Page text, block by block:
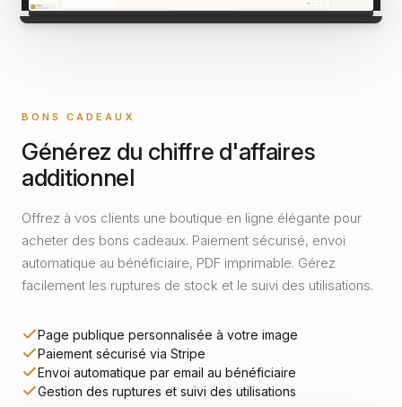
BONS CADEAUX
Générez du chiffre d'affaires
additionnel
Offrez à vos clients une boutique en ligne élégante pour
acheter des bons cadeaux. Paiement sécurisé, envoi
automatique au bénéficiaire, PDF imprimable. Gérez
facilement les ruptures de stock et le suivi des utilisations.
Page publique personnalisée à votre image
Paiement sécurisé via Stripe
Envoi automatique par email au bénéficiaire
Gestion des ruptures et suivi des utilisations
Demander mon essai gratuit